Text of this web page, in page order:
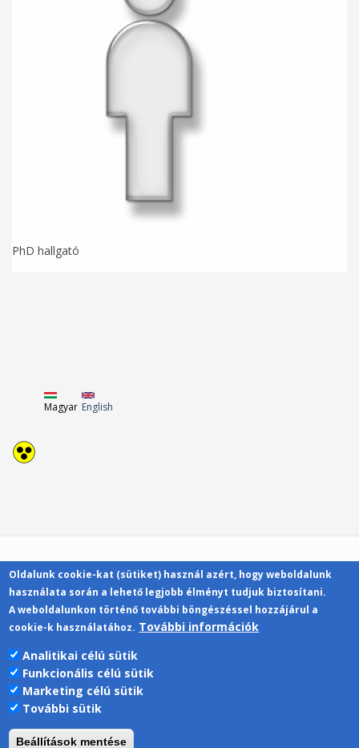
PhD hallgató
Magyar English
Kapcsolat
Pécsi Tudományegyetem | Kancellária |
Informatikai Igazgatóság 2019.
Oldalunk cookie-kat (sütiket) használ azért, hogy weboldalunk
használata során a lehető legjobb élményt tudjuk biztosítani.
A weboldalunkon történő további böngészéssel hozzájárul a
cookie-k használatához. További információk
Analitikai célú sütik
Funkcionális célú sütik
Marketing célú sütik
További sütik
Beállítások mentése